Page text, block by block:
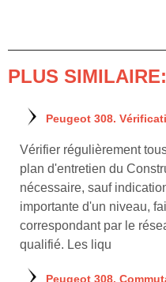
PLUS SIMILAIRE:
Peugeot 308.
Vérifier régulièrement
plan d'entretien du
nécessaire, sauf
importante d'un niveau,
correspondant par le
qualifié. Les liqu
Peugeot 308.